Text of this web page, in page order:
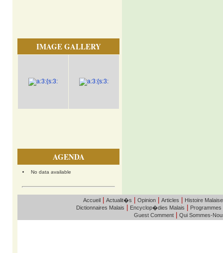
IMAGE GALLERY
AGENDA
No data available
Accueil| Actualit�s Opinion| Articles Histoire Malaise
Dictionnaires Malais Encyclop�dies Malais Programmes
Guest Comment Qui Sommes-